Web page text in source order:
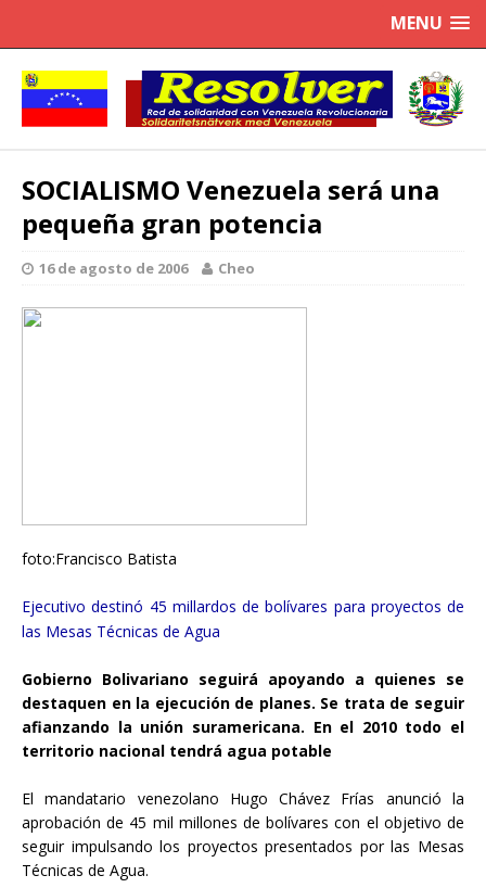
MENU
SOCIALISMO Venezuela será una
pequeña gran potencia
16 de agosto de 2006 Cheo
foto:Francisco Batista
Ejecutivo destinó 45 millardos de bolívares para proyectos de
las Mesas Técnicas de Agua
Gobierno Bolivariano seguirá apoyando a quienes se
destaquen en la ejecución de planes. Se trata de seguir
afianzando la unión suramericana. En el 2010 todo el
territorio nacional tendrá agua potable
El mandatario venezolano Hugo Chávez Frías anunció la
aprobación de 45 mil millones de bolívares con el objetivo de
seguir impulsando los proyectos presentados por las Mesas
Técnicas de Agua.